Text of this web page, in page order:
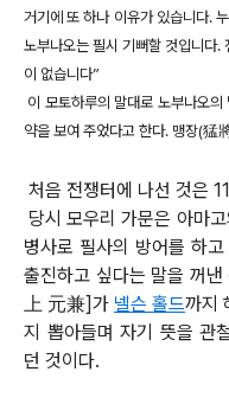
거기에 또 하나 이유가 있습니다.
노부나오는 필시 기뻐할 것입니다.
이 없습니다”
이 모토하루의 말대로 노부나오
약을 보여 주었다고 한다. 맹장(猛
처음 전쟁터에 나선 것은
당시 모우리 가문은 아마
병사로 필사의 방어를 하
출진하고 싶다는 말을 꺼
上 元兼]가 넬슨 홀드까지
지 뽑아들며 자기 뜻을 관
던 것이다.